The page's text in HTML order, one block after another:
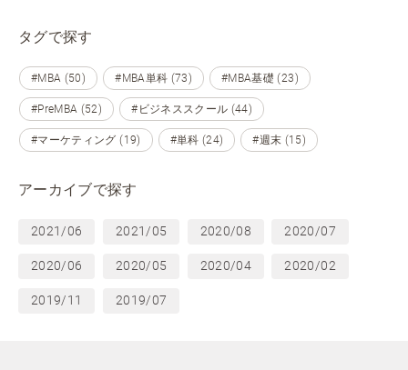
タグで探す
#MBA (50) #MBA単科 (73) #MBA基礎 (23)
#PreMBA (52) #ビジネススクール (44)
#マーケティング (19) #単科 (24) #週末 (15)
アーカイブで探す
2021/06 2021/05 2020/08 2020/07
2020/06 2020/05 2020/04 2020/02
2019/11 2019/07